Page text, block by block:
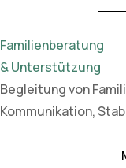
Familienberatung
& Unterstützung
Begleitung von
Kommunikation,